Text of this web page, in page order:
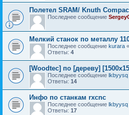
Полетел SRAM/ Knuth
Последнее сообщение
Мелкий станок по металлу
Последнее сообщение kurara «
Ответы: 4
[Woodtec] по [дереву]
Последнее сообщение lkbyysq
Ответы: 14
Инфо по станкам rxcnc
Последнее сообщение lkbyysq
Ответы: 17